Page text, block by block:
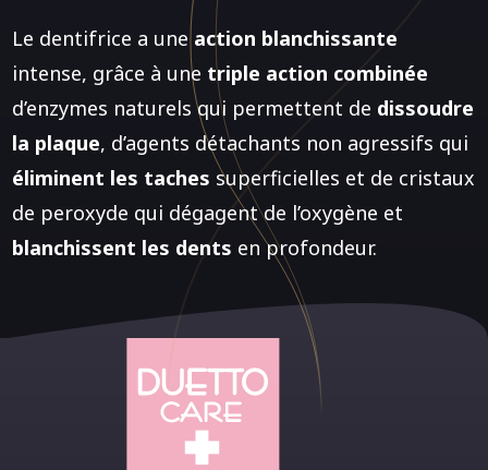
Le dentifrice a uneaction blanchissante
intense, grâce à une triple action combinée
d’enzymes naturels qui permettent de dissoudre
la plaque, d’agents détachants non agressifs qui
éliminent les taches superficielles et de cristaux
de peroxyde qui dégagent de l’oxygène et
blanchissent les dents en profondeur.